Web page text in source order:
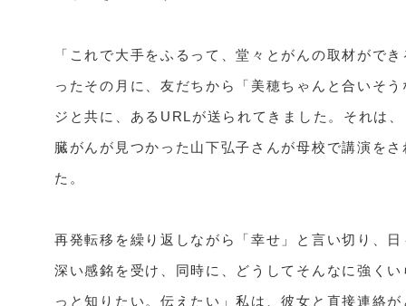
「これで大手をふるって、堂々とがんの取材がで
ったその月に、友だちから「美穂ちゃんと合いそ
ジと共に、あるURLが送られてきました。それは
臓がんが見つかった山下弘子さんが母校で講演を
た。
再発転移を繰り返しながら「幸せ」と言い切り、
深い感銘を受け、同時に、どうしてそんなに強く
っと知りたい。伝えたい」私は、彼女と直接連絡